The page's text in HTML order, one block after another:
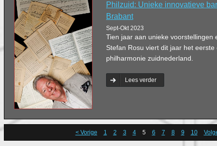
Philzuid: Unieke innovatieve
Brabant
Sept-Okt 2023
Tien jaar aan unieke voorstellingen
Stefan Rosu viert dit jaar het
philharmonie zuidnederland.
Lees verder
< Vorige 1 2 3 4 5 6 7 8 9 10